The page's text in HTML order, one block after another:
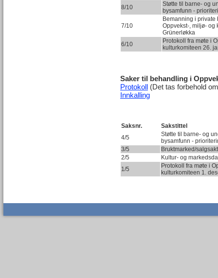
8/10
Støtte til barne- og
bysamfunn -
7/10
Bemanning i
Oppvekst-, miljø- og
Grünerløkka
6/10
Protokoll fra møte i
kulturkomiteen 26.
Saker til behandling i
Protokoll (Det tas forbehold
Innkalling
Saksnr.
Sakstittel
4/5
Støtte til barne- og
bysamfunn -
3/5
Bruktmarked/
2/5
Kultur- og
1/5
Protokoll fra møte i
kulturkomiteen 1.